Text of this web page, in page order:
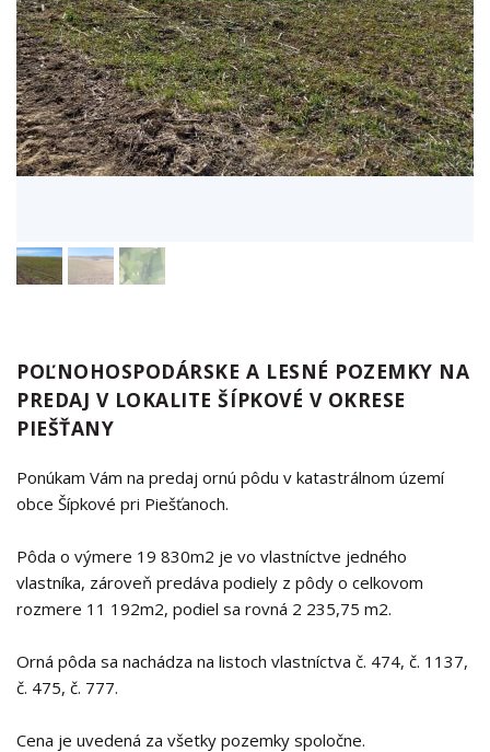
POĽNOHOSPODÁRSKE A LESNÉ POZEMKY NA
PREDAJ V LOKALITE ŠÍPKOVÉ V OKRESE
PIEŠŤANY
Ponúkam Vám na predaj ornú pôdu v katastrálnom území
obce Šípkové pri Piešťanoch.
Pôda o výmere 19 830m2 je vo vlastníctve jedného
vlastníka, zároveň predáva podiely z pôdy o celkovom
rozmere 11 192m2, podiel sa rovná 2 235,75 m2.
Orná pôda sa nachádza na listoch vlastníctva č. 474, č. 1137,
č. 475, č. 777.
Cena je uvedená za všetky pozemky spoločne.